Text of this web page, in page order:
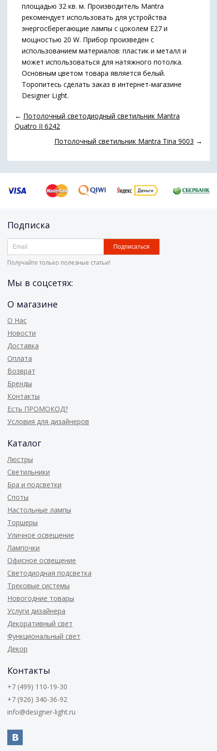
площадью 32 кв. м. Производитель Mantra
рекомендует использовать для устройства
энергосберегающие лампы с цоколем E27 и
мощностью 20 W. Прибор произведен с
использованием материалов: пластик и металл и
может использоваться для натяжного потолка.
Основным цветом товара является белый.
Торопитесь сделать заказ в интернет-магазине
Designer Light.
← Потолочный светодиодный светильник Mantra
Quatro II 6242
Потолочный светильник Mantra Tina 9003 →
Подписка
Подписаться
Получайте только полезные статьи!
Мы в соцсетях:
О магазине
О Нас
Новости
Доставка
Оплата
Возврат
Бренды
Контакты
Есть ПРОМОКОД?
Условия для дизайнеров
Каталог
Люстры
Светильники
Бра и подсветки
Споты
Настольные лампы
Торшеры
Уличное освещение
Лампочки
Офисное освещение
Светодиодная подсветка
Трековые системы
Новогодние товары
Услуги дизайнера
Декоративный свет
Функциональный свет
Декор
Контакты
+7 (499) 110-19-30
+7 (926) 340-36-92
info@designer-light.ru